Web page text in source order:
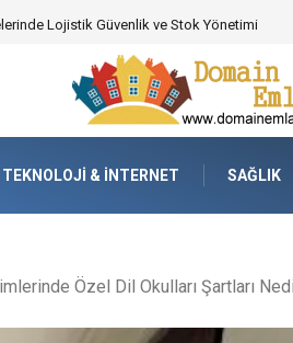
İçin Profesyonel Destek
TEKNOLOJI & İNTERNET SAĞLIK
Özel Dil Okulları Şartları